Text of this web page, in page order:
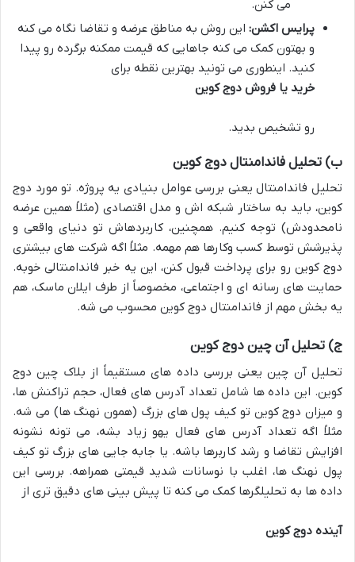
می کنن.
پرایس اکشن: این روش به مناطق عرضه و تقاضا نگاه می کنه
و بهتون کمک می کنه جاهایی که قیمت ممکنه برگرده رو پیدا
کنید. اینطوری می تونید بهترین نقطه برای
خرید یا فروش دوج کوین
رو تشخیص بدید.
ب) تحلیل فاندامنتال دوج کوین
تحلیل فاندامنتال یعنی بررسی عوامل بنیادی یه پروژه. تو مورد دوج
کوین، باید به ساختار شبکه اش و مدل اقتصادی (مثلاً همین عرضه
نامحدودش) توجه کنیم. همچنین، کاربردهاش تو دنیای واقعی و
پذیرشش توسط کسب وکارها هم مهمه. مثلاً اگه شرکت های بیشتری
دوج کوین رو برای پرداخت قبول کنن، این یه خبر فاندامنتالی خوبه.
حمایت های رسانه ای و اجتماعی، مخصوصاً از طرف ایلان ماسک، هم
یه بخش مهم از فاندامنتال دوج کوین محسوب می شه.
ج) تحلیل آن چین دوج کوین
تحلیل آن چین یعنی بررسی داده های مستقیماً از بلاک چین دوج
کوین. این داده ها شامل تعداد آدرس های فعال، حجم تراکنش ها،
و میزان دوج کوین تو کیف پول های بزرگ (همون نهنگ ها) می شه.
مثلاً اگه تعداد آدرس های فعال یهو زیاد بشه، می تونه نشونه
افزایش تقاضا و رشد کاربرها باشه. یا جابه جایی های بزرگ تو کیف
پول نهنگ ها، اغلب با نوسانات شدید قیمتی همراهه. بررسی این
داده ها به تحلیلگرها کمک می کنه تا پیش بینی های دقیق تری از
آینده دوج کوین